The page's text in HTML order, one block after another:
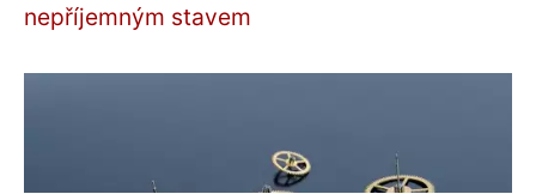
nepříjemným stavem